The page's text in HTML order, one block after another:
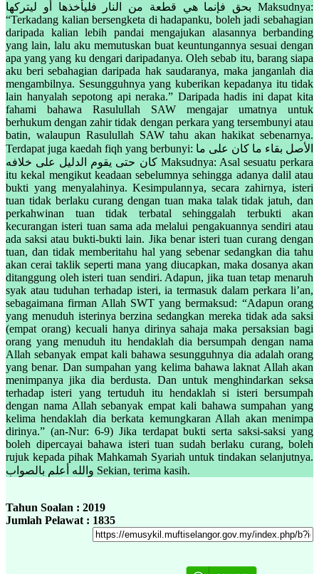
بحق فإنما هي قطعة من النار فليأخذها أو ليتركها Maksudnya:
“Terkadang kalian bersengketa di hadapanku, boleh jadi sebahagian
daripada kalian lebih pandai mengajukan alasannya berbanding
yang lain, lalu aku memutuskan buat keuntungannya sesuai dengan
apa yang yang ku dengari daripadanya. Oleh sebab itu, barang siapa
aku beri sebahagian daripada hak saudaranya, maka janganlah dia
mengambilnya. Sesungguhnya yang kuberikan kepadanya itu tidak
lain hanyalah sepotong api neraka.” Daripada hadis ini dapat kita
fahami bahawa Rasulullah SAW mengajar umatnya untuk
berhukum dengan zahir tidak dengan perkara yang tersembunyi atau
batin, walaupun Rasulullah SAW tahu akan hakikat sebenarnya.
Terdapat juga kaedah fiqh yang berbunyi: الأصل بقاء ما كان على ما
كان حتى يقوم الدليل على خلافه Maksudnya: Asal sesuatu perkara
itu kekal mengikut keadaan sebelumnya sehingga adanya dalil atau
bukti yang menyalahinya. Kesimpulannya, secara zahirnya, isteri
tuan tidak berlaku curang dengan tuan maka talak tidak jatuh, dan
perkahwinan tuan tidak terbatal sehinggalah terbukti akan
kecurangan isteri tuan sama ada melalui pengakuannya sendiri atau
ada saksi atau bukti-bukti lain. Jika benar isteri tuan curang dengan
tuan, dan tidak memberitahu hal yang sebenar sedangkan dia tahu
akan cerai taklik seperti mana yang diucapkan, maka dosanya akan
ditanggung oleh isteri tuan sendiri. Adapun, jika tuan tetap menaruh
syak atau tuduhan terhadap isteri, ia termasuk dalam perkara li’an,
sebagaimana firman Allah SWT yang bermaksud: “Adapun orang
yang menuduh isterinya berzina sedangkan mereka tidak ada saksi
(empat orang) kecuali hanya dirinya sahaja maka persaksian bagi
orang yang menuduh itu hendaklah dia bersumpah dengan nama
Allah sebanyak empat kali bahawa sesungguhnya dia adalah orang
yang benar. Dan sumpahan yang kelima bahawa laknat Allah akan
menimpanya jika dia berdusta. Dan untuk menghindarkan seksa
terhadap isteri yang tertuduh itu hendaklah si isteri bersumpah
dengan nama Allah sebanyak empat kali bahawa sumpahan yang
kelima hendaklah dia berkata kemungkaran Allah akan menimpa
dirinya.” (an-Nur: 6-9) Jika terdapat bukti serta saksi-saksi yang
boleh dipercayai bahawa isteri tuan sudah berlaku curang, boleh
rujuk kepada pihak Mahkamah Syariah untuk tindakan selanjutnya.
والله أعلم بالصواب Sekian, terima kasih.
Tahun Soalan : 2019
Jumlah Pelawat : 1835